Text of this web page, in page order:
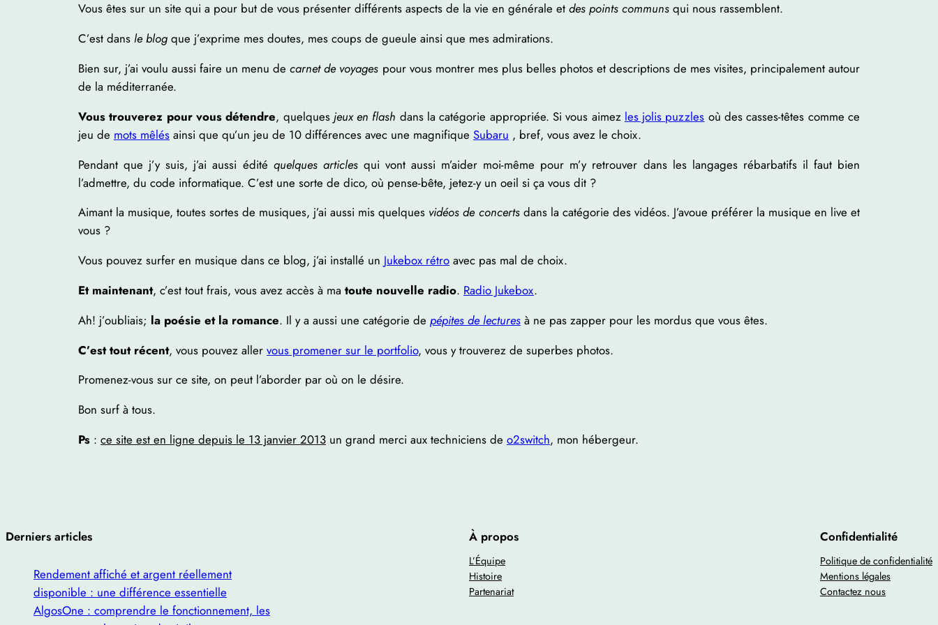
Vous êtes sur un site qui a pour but de vous présenter différents aspects de la vie en générale et des points communs qui nous rassemblent.
C’est dans le blog que j’exprime mes doutes, mes coups de gueule ainsi que mes admirations.
Bien sur, j’ai voulu aussi faire un menu decarnet de voyages pour vous montrer mes plus belles photos et descriptions de mes visites, principalement autour
de la méditerranée.
Vous trouverez pour vous détendre, quelques jeux en flash dans la catégorie appropriée. Si vous aimez les jolis puzzles où des casses-têtes comme ce
jeu de mots mêlés ainsi que qu’un jeu de 10 différences avec une magnifique Subaru , bref, vous avez le choix.
Pendant que j’y suis, j’ai aussi édité quelques articlesqui vont aussi m’aider moi-même pour m’y retrouver dans les langages rébarbatifs il faut bien
l’admettre, du code informatique. C’est une sorte de dico, où pense-bête, jetez-y un oeil si ça vous dit ?
Aimant la musique, toutes sortes de musiques, j’ai aussi mis quelques vidéos de concertsdans la catégorie des vidéos. J’avoue préférer la musique en live et
vous ?
Vous pouvez surfer en musique dans ce blog, j’ai installé un Jukebox rétro avec pas mal de choix.
Et maintenant, c’est tout frais, vous avez accès à ma toute nouvelle radio. Radio Jukebox.
Ah! j’oubliais; la poésie et la romance. Il y a aussi une catégorie de pépites de lectures à ne pas zapper pour les mordus que vous êtes.
C’est tout récent, vous pouvez aller vous promener sur le portfolio, vous y trouverez de superbes photos.
Promenez-vous sur ce site, on peut l’aborder par où on le désire.
Bon surf à tous.
Ps : ce site est en ligne depuis le 13 janvier 2013 un grand merci aux techniciens de o2switch, mon hébergeur.
Derniers articles
Rendement affiché et argent réellement
disponible : une différence essentielle
AlgosOne : comprendre le fonctionnement, les
À propos
L’Équipe
Histoire
Partenariat
Confidentialité
Politique de confidentialité
Mentions légales
Contactez nous